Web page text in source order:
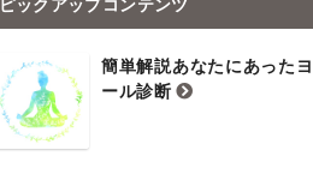
ピックアップコンテンツ
簡単解説あなたにあった
ール診断